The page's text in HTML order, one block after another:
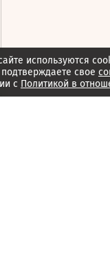
используются
свое
с Политикой в